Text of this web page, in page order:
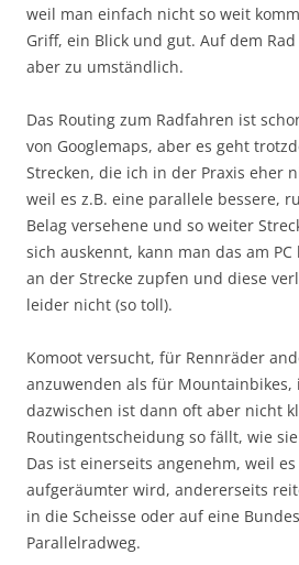
weil man einfach nicht so weit
Griff, ein Blick und gut. Auf dem
aber zu umständlich.
Das Routing zum Radfahren ist
von Googlemaps, aber es geht
Strecken, die ich in der Praxis eher
weil es z.B. eine parallele bessere,
Belag versehene und so weiter
sich auskennt, kann man das am
an der Strecke zupfen und diese
leider nicht (so toll).
Komoot versucht, für Rennräder
anzuwenden als für
dazwischen ist dann oft aber nicht
Routingentscheidung so fällt, wie
Das ist einerseits angenehm, weil
aufgeräumter wird, andererseits
in die Scheisse oder auf eine
Parallelradweg.